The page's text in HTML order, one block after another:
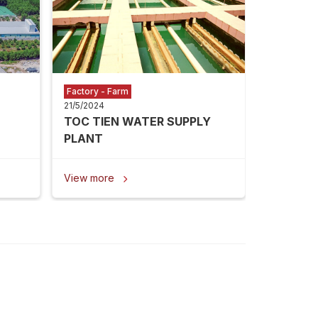
Factory - Farm
21/5/2024
TOC TIEN WATER SUPPLY
PLANT
View more 